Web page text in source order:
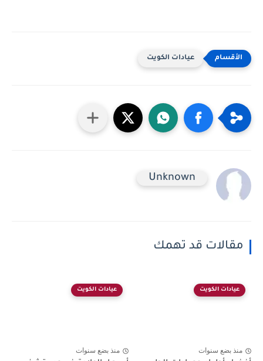
عيادات الكويت
Unknown
مقالات قد تهمك
عيادات الكويت
منذ بضع سنوات
عيادات الكويت
منذ بضع سنوات